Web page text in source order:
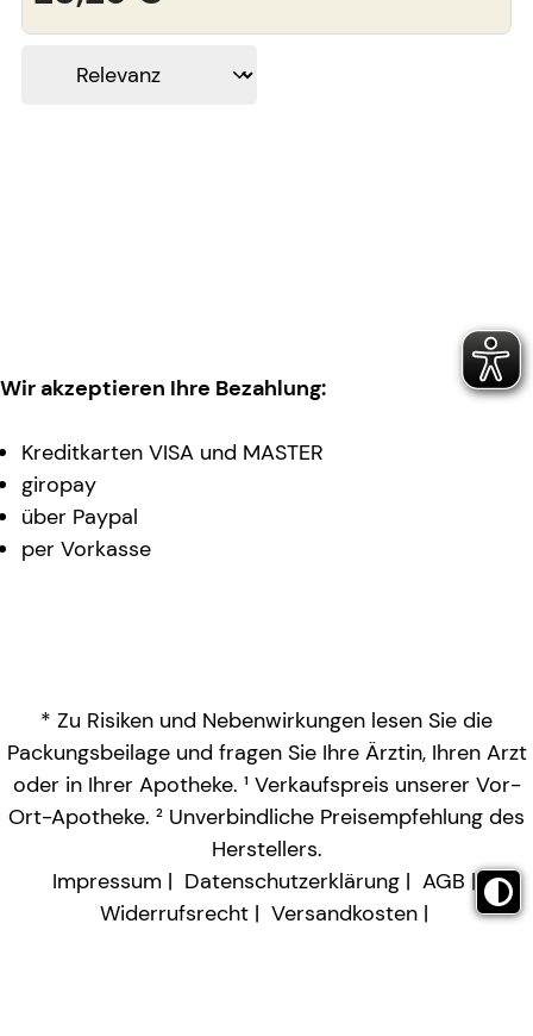
Wir akzeptieren Ihre Bezahlung:
Kreditkarten VISA und MASTER
giropay
über Paypal
per Vorkasse
* Zu Risiken und Nebenwirkungen lesen Sie die
Packungsbeilage und fragen Sie Ihre Ärztin, Ihren Arzt
oder in Ihrer Apotheke. ¹ Verkaufspreis unserer Vor-
Ort-Apotheke. ² Unverbindliche Preisempfehlung des
Herstellers.
Impressum
Datenschutzerklärung
AGB
Widerrufsrecht
Versandkosten